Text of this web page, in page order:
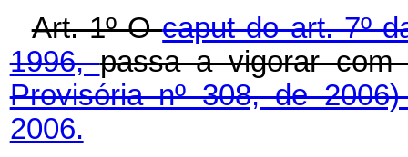
Art. 1º Ocaput do art. 7º
1996,passa a vigorar
Provisória nº 308, de
2006.